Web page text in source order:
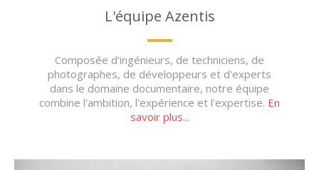
L'équipe Azentis
Composée d'ingénieurs, de techniciens, de
photographes, de développeurs et d'experts
dans le domaine documentaire, notre équipe
combine l'ambition, l'expérience et l'expertise. En
savoir plus...